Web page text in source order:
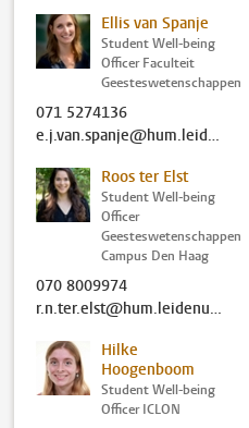
Ellis van Spanje
Student Well-being
Officer Faculteit
Geesteswetenschappen
071 5274136
e.j.van.spanje@hum.leidenuniv.nl
Roos ter Elst
Student Well-being
Officer
Geesteswetenschappen
Campus Den Haag
070 8009974
r.n.ter.elst@hum.leidenuniv.nl
Hilke
Hoogenboom
Student Well-being
Officer ICLON